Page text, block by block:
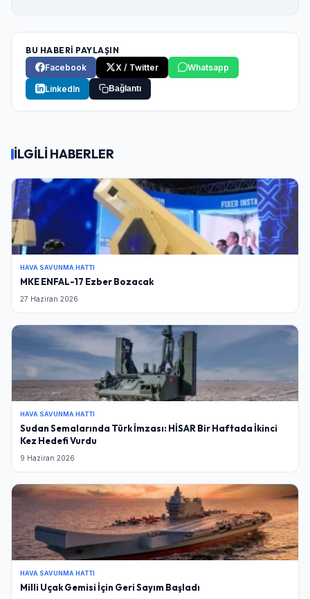
BU HABERİ PAYLAŞIN
Facebook
X / Twitter Whatsapp
LinkedIn Bağlantı
İLGİLİ HABERLER
HAVA SAVUNMA HATTI
MKE ENFAL-17 Ezber Bozacak
27 Haziran 2026
HAVA SAVUNMA HATTI
Sudan Semalarında Türk İmzası: HİSAR Bir Haftada İkinci
Kez Hedefi Vurdu
9 Haziran 2026
HAVA SAVUNMA HATTI
Milli Uçak Gemisi İçin Geri Sayım Başladı